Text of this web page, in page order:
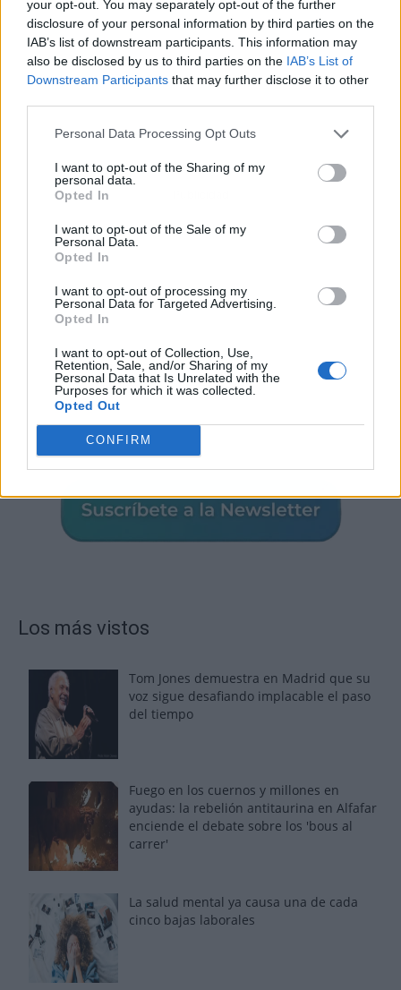
your opt-out. You may separately opt-out of the further
disclosure of your personal information by third parties on the
IAB’s list of downstream participants. This information may
also be disclosed by us to third parties on the IAB’s List of
Downstream Participants that may further disclose it to other
Personal Data Processing Opt Outs
I want to opt-out of the Sharing of my
personal data.
Opted In
I want to opt-out of the Sale of my
Personal Data.
Opted In
I want to opt-out of processing my
Personal Data for Targeted Advertising.
Opted In
I want to opt-out of Collection, Use,
Retention, Sale, and/or Sharing of my
Personal Data that Is Unrelated with the
Purposes for which it was collected.
Opted Out
CONFIRM
Los más vistos
Tom Jones demuestra en Madrid que su
voz sigue desafiando implacable el paso
del tiempo
Fuego en los cuernos y millones en
ayudas: la rebelión antitaurina en Alfafar
enciende el debate sobre los 'bous al
carrer'
La salud mental ya causa una de cada
cinco bajas laborales